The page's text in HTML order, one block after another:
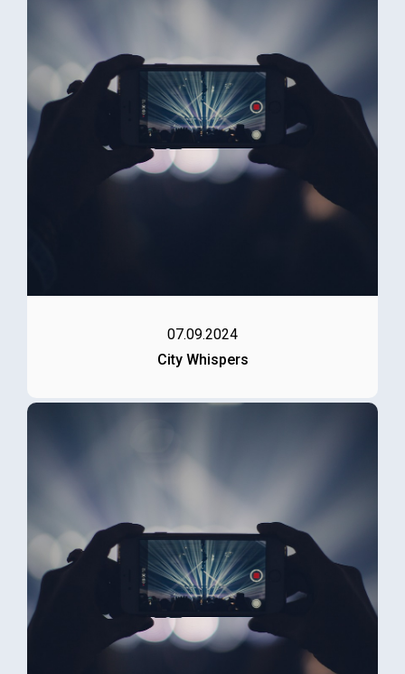
07.09.2024
City Whispers